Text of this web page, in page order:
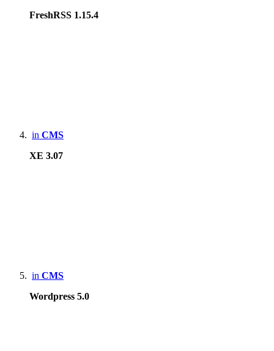
FreshRSS 1.15.4
in CMS
XE 3.07
in CMS
Wordpress 5.0